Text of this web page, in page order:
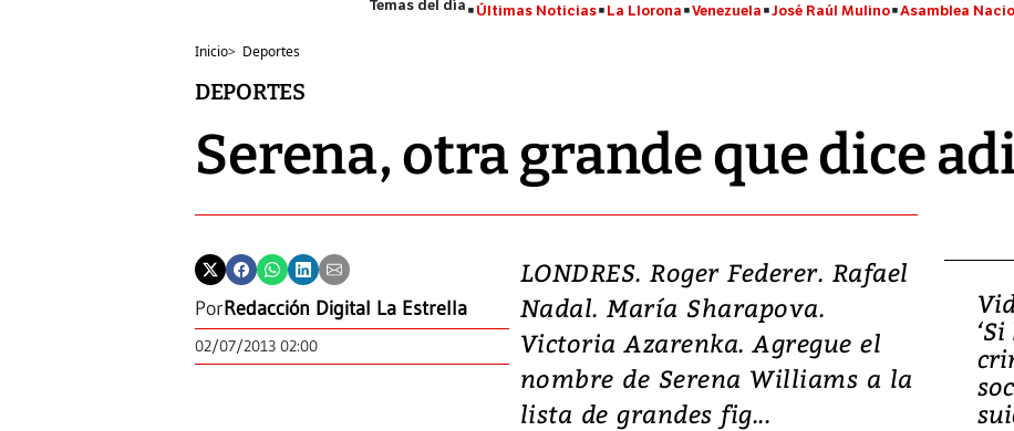
Últimas Noticias La Llorona Venezuela José Raúl Mulino Asamblea
Inicio> Deportes
DEPORTES
Serena, otra grande que dice
PorRedacción Digital La Estrella
02/07/2013 02:00
LONDRES. Roger Federer. Rafael
Nadal. María Sharapova.
Victoria Azarenka. Agregue el
nombre de Serena Williams a la
lista de grandes fig...
Video, Japón: Terremoto
deja heridos y graves
daños en Kumamoto